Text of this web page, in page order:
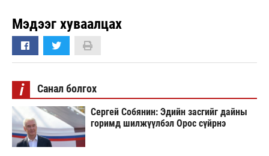
Мэдээг хуваалцах
i Санал болгох
Сергей Собянин: Эдийн засгийг дайны
горимд шилжүүлбэл Орос сүйрнэ